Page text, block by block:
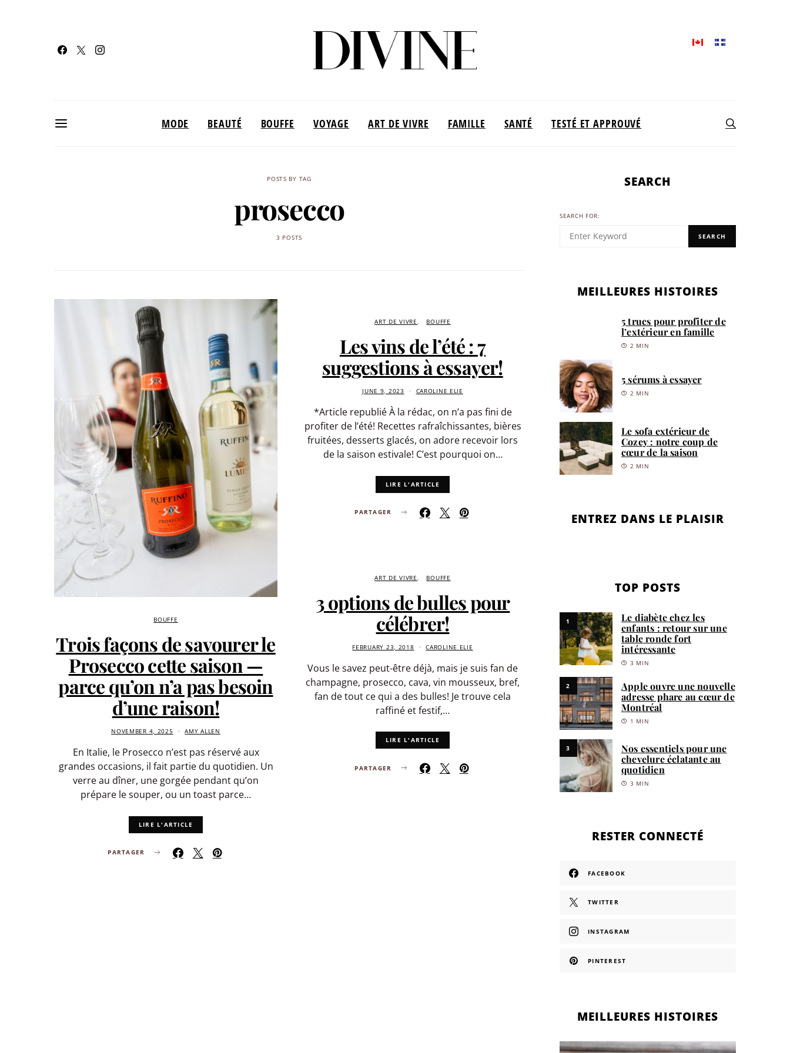
MODE BEAUTÉ BOUFFE VOYAGE ART DE VIVRE FAMILLE SANTÉ TESTÉ ET APPROUVÉ
POSTS BY TAG
prosecco
3 POSTS
BOUFFE
Trois façons de savourer le
Prosecco cette saison —
parce qu’on n’a pas besoin
d’une raison!
NOVEMBER 4, 2025 AMY ALLEN
En Italie, le Prosecco n’est pas réservé aux
grandes occasions, il fait partie du quotidien. Un
verre au dîner, une gorgée pendant qu’on
prépare le souper, ou un toast parce…
LIRE L'ARTICLE
PARTAGER
ART DE VIVRE BOUFFE
Les vins de l’été : 7
suggestions à essayer!
JUNE 9, 2023 CAROLINE ELIE
*Article republié À la rédac, on n’a pas fini de
profiter de l’été! Recettes rafraîchissantes, bières
fruitées, desserts glacés, on adore recevoir lors
de la saison estivale! C’est pourquoi on…
LIRE L'ARTICLE
PARTAGER
ART DE VIVRE BOUFFE
3 options de bulles pour
célébrer!
FEBRUARY 23, 2018 CAROLINE ELIE
Vous le savez peut-être déjà, mais je suis fan de
champagne, prosecco, cava, vin mousseux, bref,
fan de tout ce qui a des bulles! Je trouve cela
raffiné et festif,…
LIRE L'ARTICLE
PARTAGER
SEARCH
SEARCH FOR:
SEARCH
MEILLEURES HISTOIRES
5 trucs pour profiter de
l’extérieur en famille
2 MIN
5 sérums à essayer
2 MIN
Le sofa extérieur de
Cozey : notre coup de
cœur de la saison
2 MIN
ENTREZ DANS LE PLAISIR
TOP POSTS
1
Le diabète chez les
enfants : retour sur une
table ronde fort
intéressante
3 MIN
2
Apple ouvre une nouvelle
adresse phare au cœur de
Montréal
1 MIN
3
Nos essentiels pour une
chevelure éclatante au
quotidien
3 MIN
RESTER CONNECTÉ
FACEBOOK
TWITTER
INSTAGRAM
PINTEREST
MEILLEURES HISTOIRES